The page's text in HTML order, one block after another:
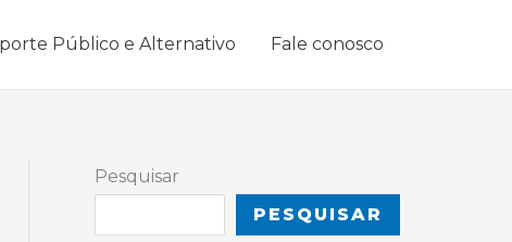
Público e Alternativo Fale conosco
Pesquisar
PESQUISAR